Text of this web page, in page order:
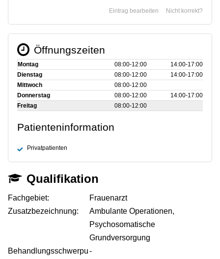
Nicht korrekt?
Eintrag bearbeiten
Öffnungszeiten
Montag 08:00‑12:00
14:00‑17:00
Dienstag
08:00‑12:00
14:00‑17:00
Mittwoch
08:00‑12:00
Donnerstag
08:00‑12:00
14:00‑17:00
Freitag
08:00‑12:00
Patienteninformation
Privatpatienten
Qualifikation
Fachgebiet:
Frauenarzt
Zusatzbezeichnung:
Ambulante Operationen,
Psychosomatische
Grundversorgung
Behandlungsschwerpu-